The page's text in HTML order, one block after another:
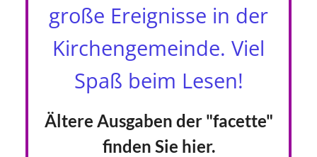
große Ereignisse in der
Kirchengemeinde. Viel
Spaß beim Lesen!
Ältere Ausgaben der "facette"
finden Sie hier.